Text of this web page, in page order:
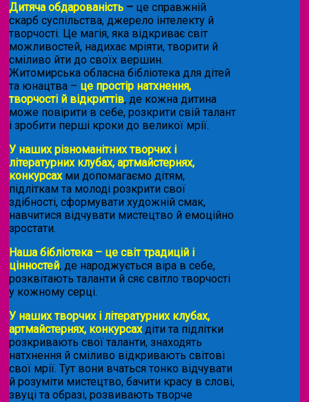
Дитяча обдарованість – це справжній
скарб суспільства, джерело інтелекту й
творчості. Це магія, яка відкриває світ
можливостей, надихає мріяти, творити й
сміливо йти до своїх вершин.
Житомирська обласна бібліотека для дітей
та юнацтва – це простір натхнення,
творчості й відкриттів, де кожна дитина
може повірити в себе, розкрити свій талант
і зробити перші кроки до великої мрії.
У наших різноманітних творчих і
літературних клубах, артмайстернях,
конкурсахми допомагаємо дітям,
підліткам та молоді розкрити свої
здібності, сформувати художній смак,
навчитися відчувати мистецтво й емоційно
зростати.
Наша бібліотека – це світ традицій і
цінностей, де народжується віра в себе,
розквітають таланти й сяє світло творчості
у кожному серці.
У наших творчих і літературних клубах,
артмайстернях, конкурсахдіти та підлітки
розкривають свої таланти, знаходять
натхнення й сміливо відкривають світові
свої мрії. Тут вони вчаться тонко відчувати
й розуміти мистецтво, бачити красу в слові,
звуці та образі, розвивають творче